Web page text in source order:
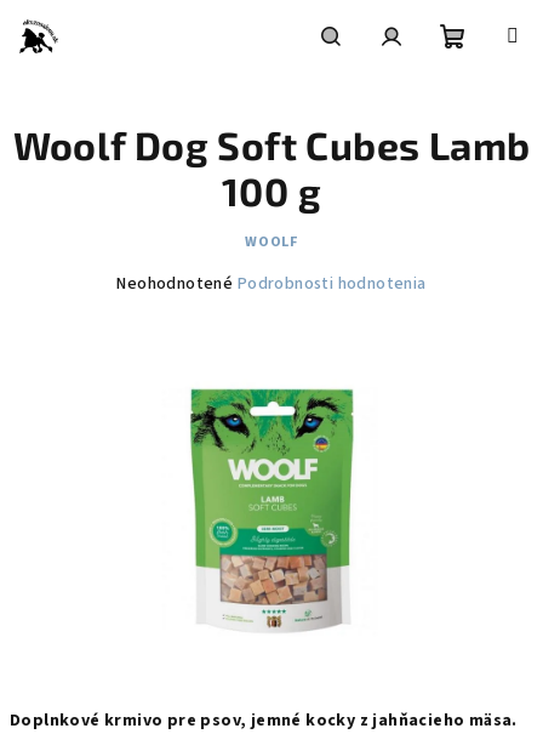
obsah
košík
Doplnkové krmivo pre psov, jemné kocky z jahňacieho mäsa.
Woolf Dog Soft Cubes Lamb
100 g
WOOLF
Priemerné
hviezdičiek.
Neohodnotené Podrobnosti hodnotenia